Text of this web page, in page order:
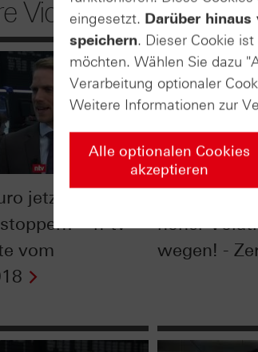
Videos
jetzt nicht
– n-tv
vom
hoher
wegen! -
eingesetzt. Darüber
speichern. Dieser Cookie
möchten. Wählen Sie dazu
Verarbeitung optionaler
Weitere Informationen zur
Alle optionalen Cookies
akzeptieren